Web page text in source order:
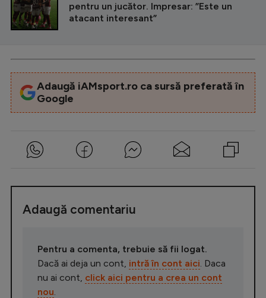
pentru un jucător. Impresar: ”Este un
atacant interesant”
Adaugă iAMsport.ro ca sursă preferată în
Google
Adaugă comentariu
Pentru a comenta, trebuie să fii logat.
Dacă ai deja un cont, intră în cont aici . Daca
nu ai cont, click aici pentru a crea un cont
nou